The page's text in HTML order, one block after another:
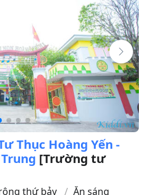
Thục Hoàng Yến -
[Trường tư
thứ bảy Ăn sáng